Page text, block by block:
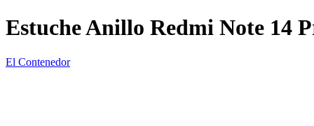
Estuche Anillo Redmi Note 14
El Contenedor